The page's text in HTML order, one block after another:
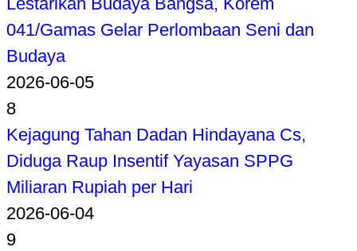
041/Gamas Gelar Perlombaan Seni dan
Budaya
2026-06-05
8
Kejagung Tahan Dadan Hindayana Cs,
Diduga Raup Insentif Yayasan SPPG
Miliaran Rupiah per Hari
2026-06-04
9